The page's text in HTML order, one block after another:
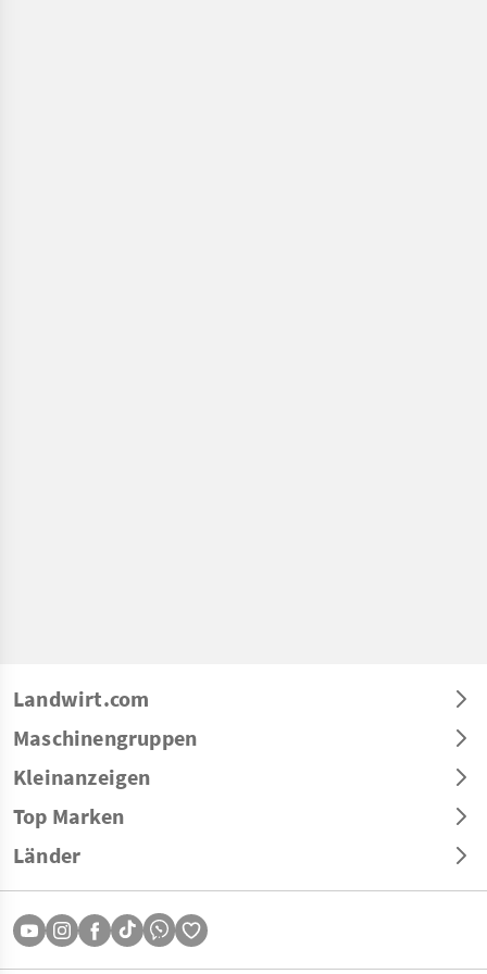
Landwirt.com
Maschinengruppen
Kleinanzeigen
Top Marken
Länder